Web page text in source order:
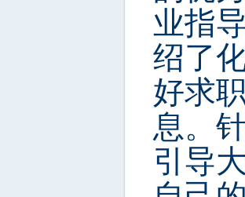
业指
绍了
好求
息。
引导